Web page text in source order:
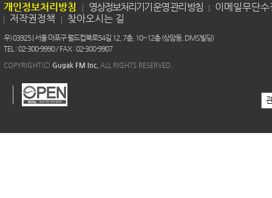
개인정보처리방침 영상정보처리기기 운영 관리 방침
이메일무단
저작권정책
찾아오시는 길
우) 03925 | 서울 마포구 월드컵북로54길 12, 7층, 10~12층 (상암동, DMS빌딩)
TEL : 02-300-9990 / FAX : 02-300-9907
COPYRIGHT(C) Gugak FM Inc. ALL RIGHTS RESERVED.